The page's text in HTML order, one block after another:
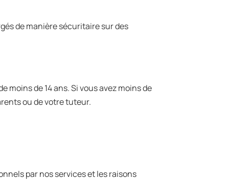
de manière sécuritaire sur des
de 14 ans. Si vous avez moins de
ou de votre tuteur.
par nos services et les raisons